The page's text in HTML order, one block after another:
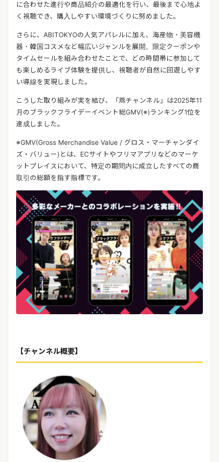
に合わせた進行や商品紹介の最適化を行い、最後まで心地よ
く視聴でき、購入しやすい環境づくりに努めました。
さらに、 ABITOKYOの人気アパレルに加え、海産物・美容機
器・韓国コスメなど幅広いジャンルを展開。限定クーポンや
タイムセールを組み合わせたことで、どの時間帯に参加して
も楽しめるライブ体験を提供し、視聴者が自然に回遊しやす
い導線を実現しました。
こうした取り組みが実を結び、「燕チャンネル」は2025年11
月のブラックフライデーイベント総GMV(※)ランキング1位を
達成しました。
※GMV(Gross Merchandise Value / グロス・マーチャンダイ
ズ・バリュー) とは、 ECサイトやフリマアプリなどのマーケ
ットプレイスにおいて、特定の期間内に成立したすべての商
取引の総額を指す指標です。
【チャンネル概要】